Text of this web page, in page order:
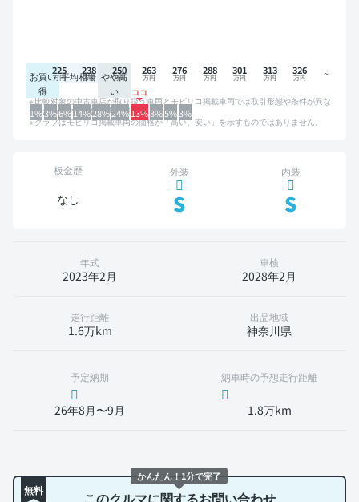
お買い
得
平均相場 やや高
い
1%3%6%14%28%24%13%3%5%3%
225 238 250 263 276 288 301 313 326
比較対象の中古車店が取り扱う車両とモビリコ掲載車両では取引形態や条件が異な
るため、グラフは参考情報です。
グラフはモビリコ掲載車両の価格が「高い、安い」を示すものではありません。
板金歴
なし
外装
S
内装
S
年式
2023年2月
車検
2028年2月
走行距離
1.6万km
出品地域
神奈川県
予定納期
26年8月〜9月
納車時の予想走行距離
1.8万km
無料 このクルマに関するお問い合わせ
かんたん！1分で完了